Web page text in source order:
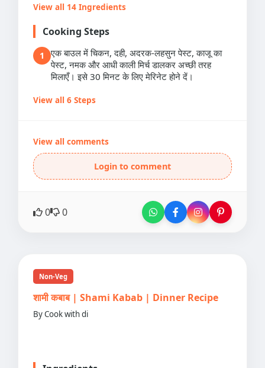
View all 14 Ingredients
Cooking Steps
1
एक बाउल में चिकन, दही, अदरक-लहसुन पेस्ट, काजू का
पेस्ट, नमक और आधी काली मिर्च डालकर अच्छी तरह
मिलाएँ। इसे 30 मिनट के लिए मेरिनेट होने दें।
View all 6 Steps
View all comments
Login to comment
0 0
Non-Veg
शामी कबाब | Shami Kabab | Dinner Recipe
By Cook with di